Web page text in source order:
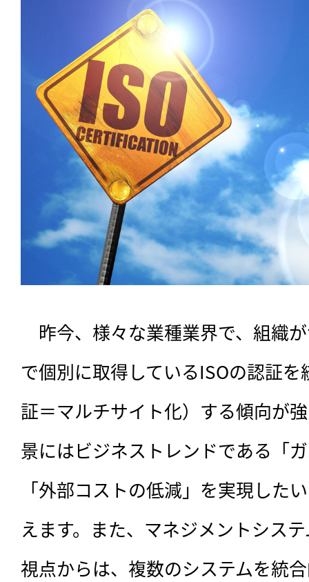
昨今、様々な業種業界で、組織
で個別に取得しているISOの認証
証＝マルチサイト化）する傾向が
景にはビジネストレンドである「
「外部コストの低減」を実現した
えます。また、マネジメントシス
視点からは、複数のシステムを統